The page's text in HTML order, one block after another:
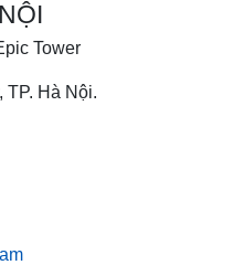
Tower
TP. Hà Nội.